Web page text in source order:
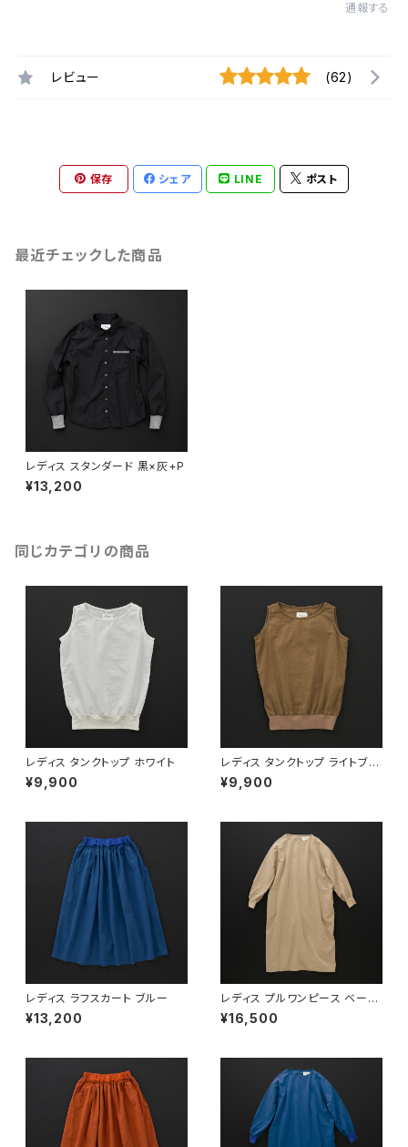
通報する
レビュー (62)
保存 シェア LINE ポスト
最近チェックした商品
レディス スタンダード 黒×灰+P
¥13,200
同じカテゴリの商品
レディス タンクトップ ホワイト
¥9,900
レディス タンクトップ ライトブラ
ウン
¥9,900
レディス ラフスカート ブルー
¥13,200
レディス プルワンピース ベージ
ュ
¥16,500